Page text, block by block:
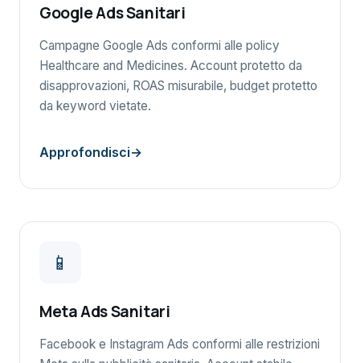
Google Ads Sanitari
Campagne Google Ads conformi alle policy
Healthcare and Medicines. Account protetto da
disapprovazioni, ROAS misurabile, budget protetto
da keyword vietate.
Approfondisci
📱
Meta Ads Sanitari
Facebook e Instagram Ads conformi alle restrizioni